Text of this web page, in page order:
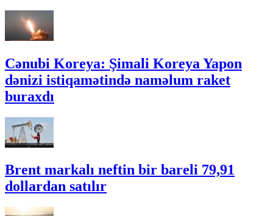
Cənubi Koreya: Şimali Koreya Yapon
dənizi istiqamətində naməlum raket
buraxdı
Brent markalı neftin bir bareli 79,91
dollardan satılır